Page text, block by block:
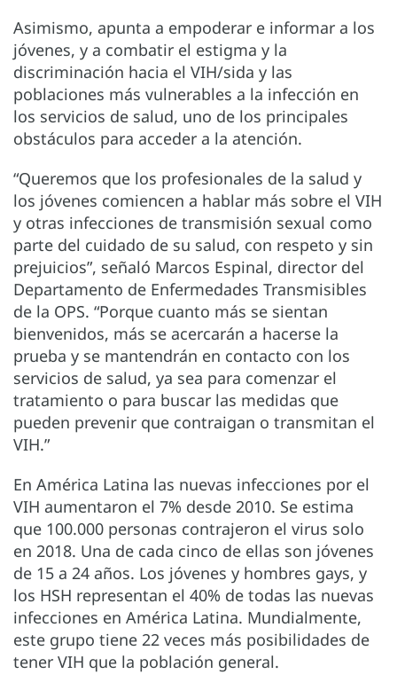
Asimismo, apunta a empoderar e informar a los
jóvenes, y a combatir el estigma y la
discriminación hacia el VIH/sida y las
poblaciones más vulnerables a la infección en
los servicios de salud, uno de los principales
obstáculos para acceder a la atención.
“Queremos que los profesionales de la salud y
los jóvenes comiencen a hablar más sobre el VIH
y otras infecciones de transmisión sexual como
parte del cuidado de su salud, con respeto y sin
prejuicios”, señaló Marcos Espinal, director del
Departamento de Enfermedades Transmisibles
de la OPS. “Porque cuanto más se sientan
bienvenidos, más se acercarán a hacerse la
prueba y se mantendrán en contacto con los
servicios de salud, ya sea para comenzar el
tratamiento o para buscar las medidas que
pueden prevenir que contraigan o transmitan el
VIH.”
En América Latina las nuevas infecciones por el
VIH aumentaron el 7% desde 2010. Se estima
que 100.000 personas contrajeron el virus solo
en 2018. Una de cada cinco de ellas son jóvenes
de 15 a 24 años. Los jóvenes y hombres gays, y
los HSH representan el 40% de todas las nuevas
infecciones en América Latina. Mundialmente,
este grupo tiene 22 veces más posibilidades de
tener VIH que la población general.